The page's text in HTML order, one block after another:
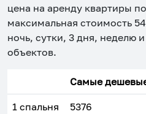
цена на аренду квартиры
максимальная стоимость
ночь, сутки, 3 дня, неделю
объектов.
Самые
1 спальня 5376